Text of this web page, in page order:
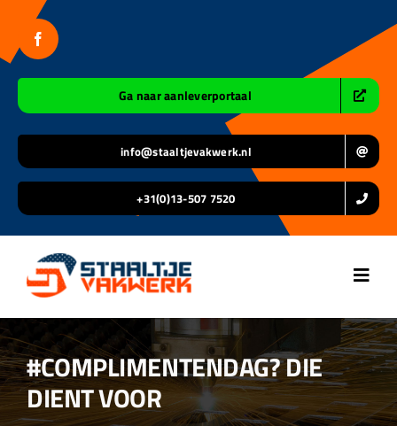
inhoud
Ga naar aanleverportaal
info@staaltjevakwerk.nl
+31(0)13-507 7520
Home
Over ons
#COMPLIMENTENDAG? DIE
DIENT VOOR